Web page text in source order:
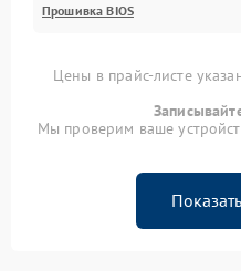
Прошивка BIOS
Цены в прайс-листе
Мы проверим ваше